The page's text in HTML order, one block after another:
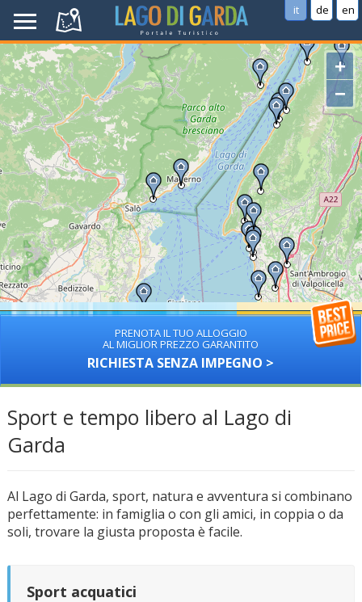
it de en
+
−
PRENOTA IL TUO ALLOGGIO
AL MIGLIOR PREZZO GARANTITO
RICHIESTA SENZA IMPEGNO >
Sport e tempo libero al Lago di
Garda
Al Lago di Garda, sport, natura e avventura si combinano
perfettamente: in famiglia o con gli amici, in coppia o da
soli, trovare la giusta proposta è facile.
Sport acquatici